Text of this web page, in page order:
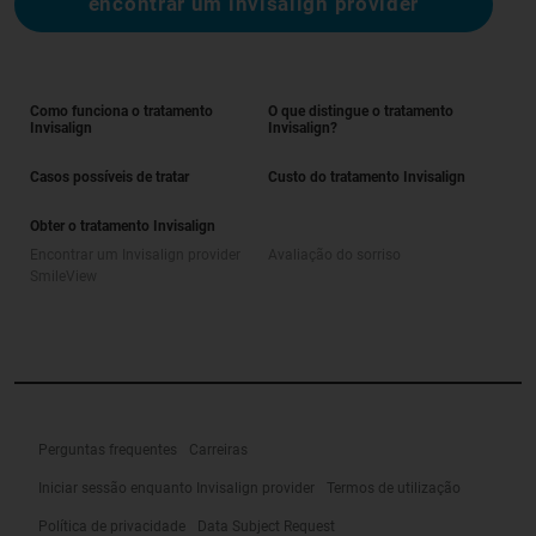
Como funciona o tratamento
Invisalign
O que distingue o tratamento
Invisalign?
Casos possíveis de tratar Custo do tratamento Invisalign
Obter o tratamento Invisalign
Perguntas frequentes Carreiras
Iniciar sessão enquanto Invisalign provider Termos de utilização
Política de privacidade Data Subject Request